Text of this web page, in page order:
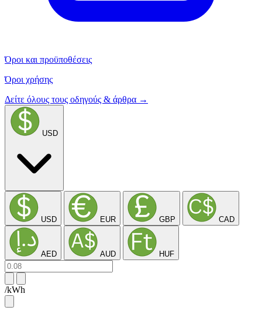
Όροι και προϋποθέσεις
Όροι χρήσης
Δείτε όλους τους οδηγούς & άρθρα →
USD
USD EUR GBP CAD
AED AUD HUF
/kWh